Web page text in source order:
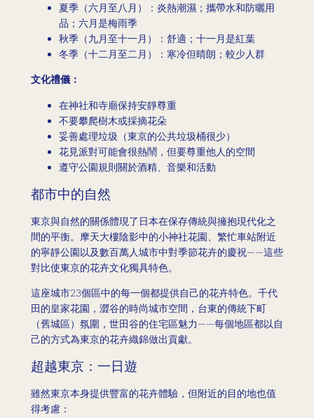
夏季（六月至八月）：炎熱潮濕；攜帶水和防曬用
品；六月是梅雨季
秋季（九月至十一月）：舒適；十一月是紅葉
冬季（十二月至二月）：寒冷但晴朗；較少人群
文化禮儀：
在神社和寺廟保持安靜尊重
不要攀爬樹木或採摘花朵
妥善處理垃圾（東京的公共垃圾桶很少）
花見派對可能會很熱鬧，但要尊重他人的空間
遵守公園規則關於酒精、音樂和活動
都市中的自然
東京與自然的關係體現了日本在保存傳統與擁抱現代化之
間的平衡。摩天大樓陰影中的小神社花園、繁忙車站附近
的寧靜公園以及數百萬人城市中對季節花卉的慶祝——這些
對比使東京的花卉文化獨具特色。
這座城市23個區中的每一個都提供自己的花卉特色。千代
田的皇家花園，澀谷的時尚城市空間，台東的傳統下町
（舊城區）氛圍，世田谷的住宅區魅力——每個地區都以自
己的方式為東京的花卉織錦做出貢獻。
超越東京：一日遊
雖然東京本身提供豐富的花卉體驗，但附近的目的地也值
得考慮：